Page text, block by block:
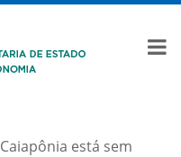
está sem